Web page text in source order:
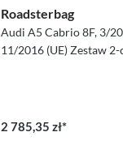
Roadsterbag
Audi A5 Cabrio 8F, 3/
11/2016 (UE) Zestaw
2 785,35 zł*